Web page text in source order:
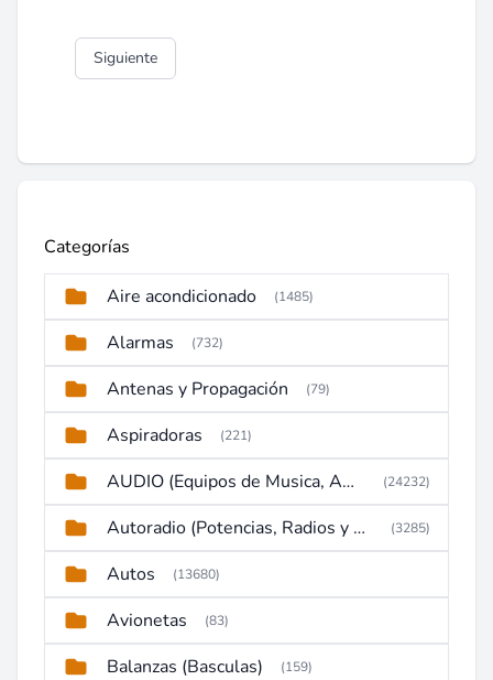
Siguiente
Categorías
Aire acondicionado (1485)
Alarmas (732)
Antenas y Propagación (79)
Aspiradoras (221)
AUDIO (Equipos de Musica, Amplificadores, Reproductores, Etc) (24232)
Autoradio (Potencias, Radios y DVD) (3285)
Autos (13680)
Avionetas (83)
Balanzas (Basculas) (159)